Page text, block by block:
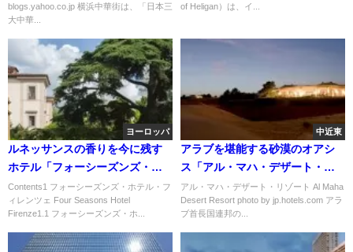
blogs.yahoo.co.jp 横浜中華街は、「日本三
大中華...
of Heligan）は、イ...
ヨーロッパ
ルネッサンスの香りを今に残す
ホテル「フォーシーズンズ・ホ
テル・フィレンツェ」
Contents1 フォーシーズンズ・ホテル・フ
ィレンツェ Four Seasons Hotel
Firenze1.1 フォーシーズンズ・ホ...
中近東
アラブを堪能する砂漠のオアシ
ス「アル・マハ・デザート・リ
ゾート」
アル・マハ・デザート・リゾート Al Maha
Desert Resort photo by jp.hotels.com アラ
ブ首長国連邦の...